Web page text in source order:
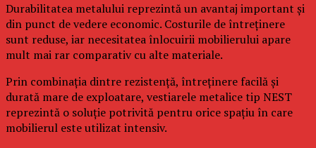
Durabilitatea metalului reprezintă un avantaj important și
din punct de vedere economic. Costurile de întreținere
sunt reduse, iar necesitatea înlocuirii mobilierului apare
mult mai rar comparativ cu alte materiale.
Prin combinația dintre rezistență, întreținere facilă și
durată mare de exploatare, vestiarele metalice tip NEST
reprezintă o soluție potrivită pentru orice spațiu în care
mobilierul este utilizat intensiv.